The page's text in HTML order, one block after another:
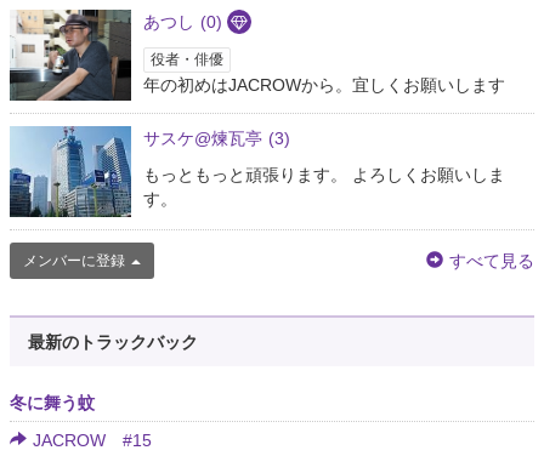
あつし (0)
役者・俳優
年の初めはJACROWから。宜しくお願いします
サスケ@煉瓦亭 (3)
もっともっと頑張ります。 よろしくお願いしま
す。
メンバーに登録 すべて見る
最新のトラックバック
冬に舞う蚊
JACROW #15